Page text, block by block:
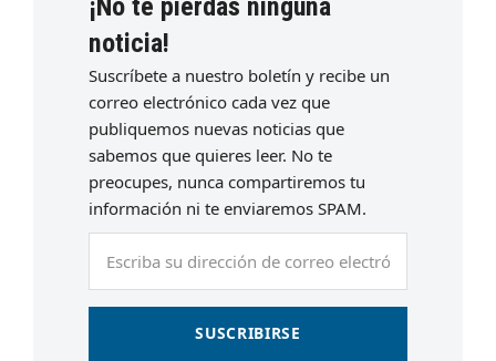
¡No te pierdas ninguna
noticia!
Suscríbete a nuestro boletín y recibe un
correo electrónico cada vez que
publiquemos nuevas noticias que
sabemos que quieres leer. No te
preocupes, nunca compartiremos tu
información ni te enviaremos SPAM.
SUSCRIBIRSE